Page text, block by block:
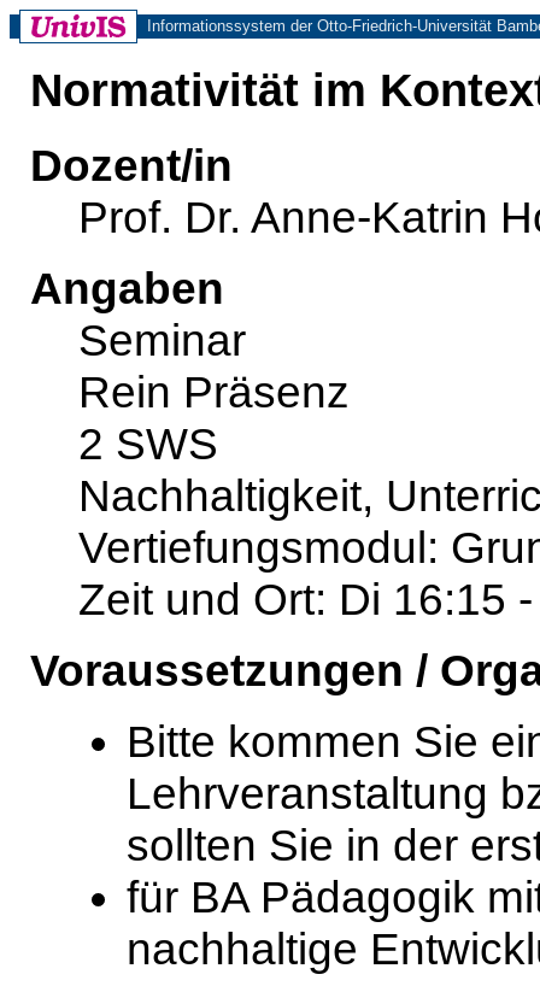
Informationssystem der Otto-Friedrich-Universität
Normativität im
Dozent/in
Prof. Dr. Anne-Katrin
Angaben
Seminar
Rein Präsenz
2 SWS
Nachhaltigkeit,
Vertiefungsmodul:
Zeit und Ort: Di 16:15
Voraussetzungen /
Bitte kommen Sie
Lehrveranstaltung
sollten Sie in der
für BA Pädagogik
nachhaltige